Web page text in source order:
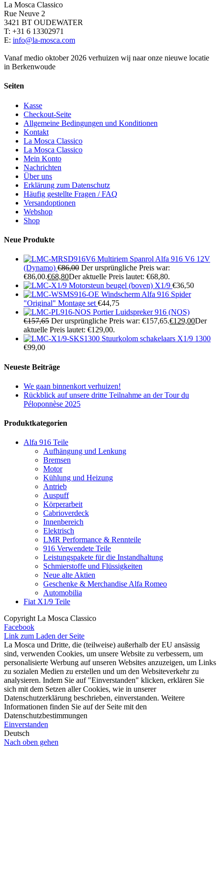
La Mosca Classico
Rue Neuve 2
3421 BT OUDEWATER
T: +31 6 13302971
E: info@la-mosca.com
Vanaf medio oktober 2026 verhuizen wij naar onze nieuwe locatie
in Berkenwoude
Seiten
Kasse
Checkout-Seite
Allgemeine Bedingungen und Konditionen
Kontakt
La Mosca Classico
La Mosca Classico
Mein Konto
Nachrichten
Über uns
Erklärung zum Datenschutz
Häufig gestellte Fragen / FAQ
Versandoptionen
Webshop
Shop
Neue Produkte
Multiriem Spanrol Alfa 916 V6 12V
(Dynamo) €86,00 Der ursprüngliche Preis war:
€86,00.€68,80Der aktuelle Preis lautet: €68,80.
Motorsteun beugel (boven) X1/9 €36,50
Windscherm Alfa 916 Spider
"Original" Montage set €44,75
Portier Luidspreker 916 (NOS)
€157,65 Der ursprüngliche Preis war: €157,65.€129,00Der
aktuelle Preis lautet: €129,00.
Stuurkolom schakelaars X1/9 1300
€99,00
Neueste Beiträge
We gaan binnenkort verhuizen!
Rückblick auf unsere dritte Teilnahme an der Tour du
Péloponnèse 2025
Produktkategorien
Alfa 916 Teile
Aufhängung und Lenkung
Bremsen
Motor
Kühlung und Heizung
Antrieb
Auspuff
Körperarbeit
Cabrioverdeck
Innenbereich
Elektrisch
LMR Performance & Rennteile
916 Verwendete Teile
Leistungspakete für die Instandhaltung
Schmierstoffe und Flüssigkeiten
Neue alte Aktien
Geschenke & Merchandise Alfa Romeo
Automobilia
Fiat X1/9 Teile
Copyright La Mosca Classico
Facebook
Link zum Laden der Seite
La Mosca und Dritte, die (teilweise) außerhalb der EU ansässig
sind, verwenden Cookies, um unsere Website zu verbessern, um
personalisierte Werbung auf unseren Websites anzuzeigen, um Links
zu sozialen Medien zu erstellen und um den Websiteverkehr zu
analysieren. Indem Sie auf "Einverstanden" klicken, erklären Sie
sich mit dem Setzen aller Cookies, wie in unserer
Datenschutzerklärung beschrieben, einverstanden. Weitere
Informationen finden Sie auf der Seite mit den
Datenschutzbestimmungen
Einverstanden
Deutsch
Nach oben gehen